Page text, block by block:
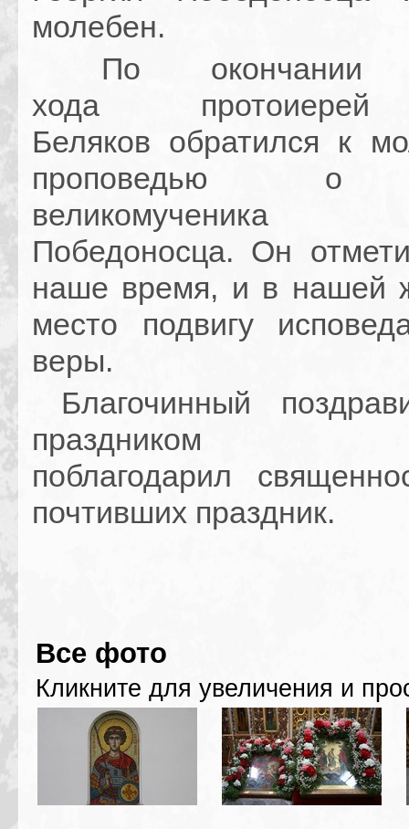
молебен.
По окончании
хода
Беляков обратился к
проповедью о
великомученика
Победоносца. Он
наше время, и в нашей
место подвигу
веры.
Благочинный
поблагодарил
почтивших праздник.
Все фото
Кликните для увеличения и